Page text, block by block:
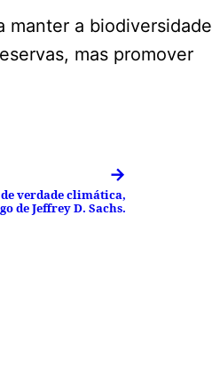
manter a biodiversidade
mas promover
→
verdade climática,
de Jeffrey D. Sachs.